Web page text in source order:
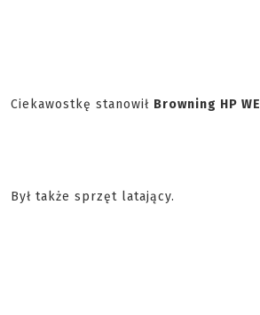
Ciekawostkę stanowił Browning HP WE
Był także sprzęt latający.